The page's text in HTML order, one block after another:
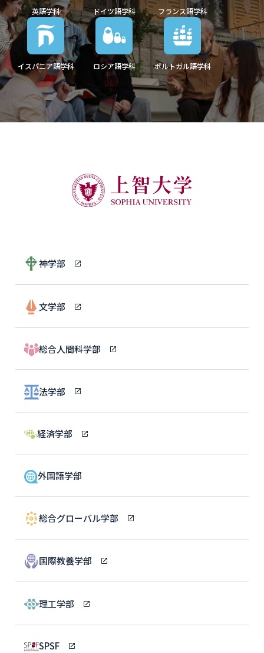
英語学科 ドイツ語学科 フランス語学科
イスパニア語学科 ロシア語学科 ポルトガル語学科
神学部
文学部
総合人間科学部
法学部
経済学部
外国語学部
総合グローバル学部
国際教養学部
理工学部
SPSF